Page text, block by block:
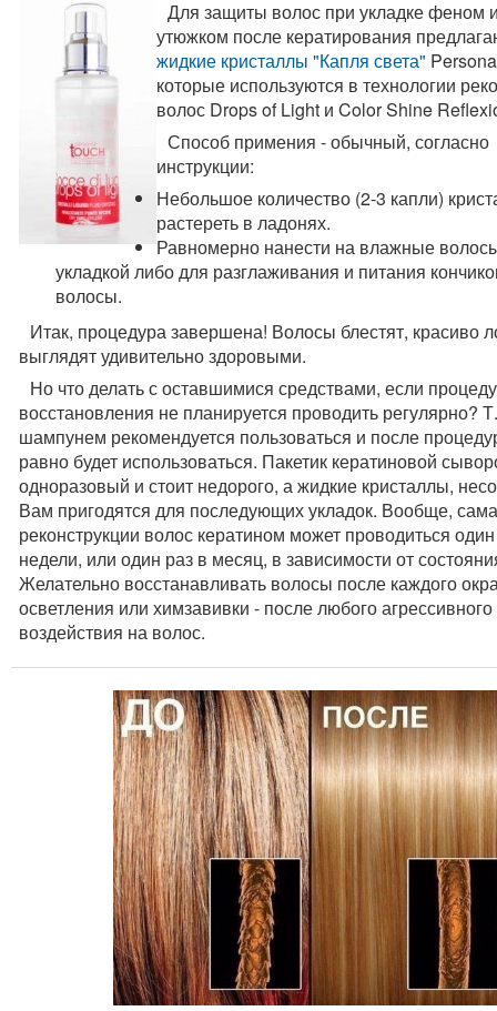
Для защиты волос при укладке феном
утюжком после кератирования
жидкие кристаллы "Капля света"
которые используются в технологии
волос Drops of Light и Color Shine
Способ примения - обычный, согласно
инструкции:
Небольшое количество (2-3 капли)
растереть в ладонях.
Равномерно нанести на влажные
укладкой либо для разглаживания и питания
волосы.
Итак, процедура завершена! Волосы блестят, красиво
выглядят удивительно здоровыми.
Но что делать с оставшимися средствами, если
восстановления не планируется проводить регулярно?
шампунем рекомендуется пользоваться и после
равно будет использоваться. Пакетик кератиновой
одноразовый и стоит недорого, а жидкие кристаллы,
Вам пригодятся для последующих укладок. Вообще,
реконструкции волос кератином может проводиться
недели, или один раз в месяц, в зависимости от
Желательно восстанавливать волосы после каждого
осветления или химзавивки - после любого агрессивного
воздействия на волос.